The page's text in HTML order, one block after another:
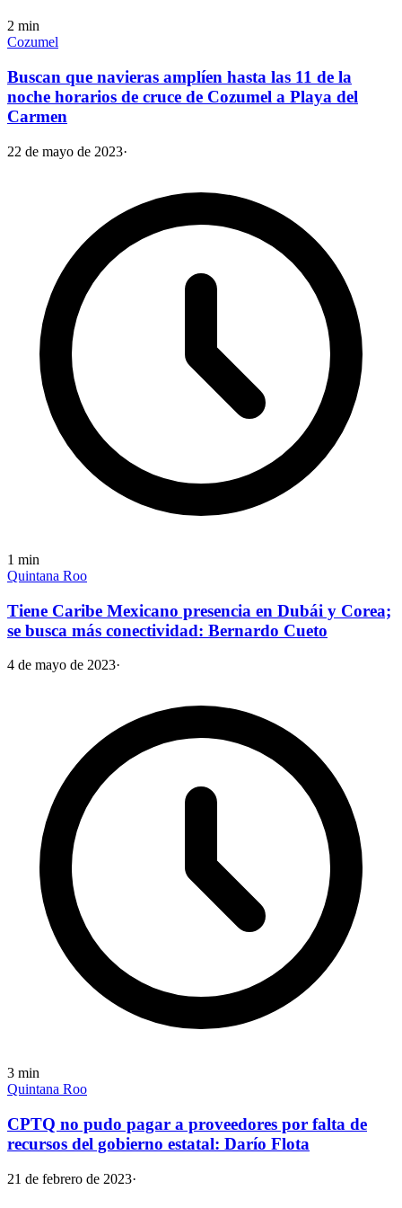
2 min
Cozumel
Buscan que navieras amplíen hasta las 11 de la
noche horarios de cruce de Cozumel a Playa del
Carmen
22 de mayo de 2023·
1 min
Quintana Roo
Tiene Caribe Mexicano presencia en Dubái y Corea;
se busca más conectividad: Bernardo Cueto
4 de mayo de 2023·
3 min
Quintana Roo
CPTQ no pudo pagar a proveedores por falta de
recursos del gobierno estatal: Darío Flota
21 de febrero de 2023·